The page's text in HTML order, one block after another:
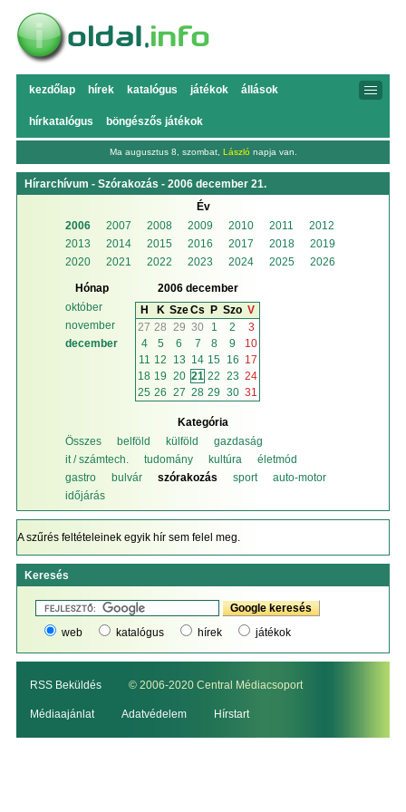
kezdőlap hírek katalógus játékok állások
hírkatalógus böngészős játékok
Ma augusztus 8, szombat, László napja van.
Hírarchívum - Szórakozás - 2006 december 21.
Év
2006
2007 2008 2009 2010 2011
2012
2013
2014 2015 2016 2017 2018
2019
2020
2021 2022 2023 2024 2025 2026
Hónap
október
november
december
2006 december
H
K SzeCs P Szo V
27 28 29 30 1 2
3
4
5 6 7 8 9
10
11 12 13 14 15 16 17
18 19 20 21 22 23 24
25 26 27 28 29 30 31
Kategória
Összes
belföld külföld
gazdaság
it / számtech.
tudomány kultúra
életmód
gastro
bulvár szórakozás sport
auto-motor
időjárás
A szűrés feltételeinek egyik hír sem felel meg.
Keresés
web katalógus hírek játékok
RSS Beküldés © 2006-2020 Central Médiacsoport
Médiaajánlat Adatvédelem Hírstart